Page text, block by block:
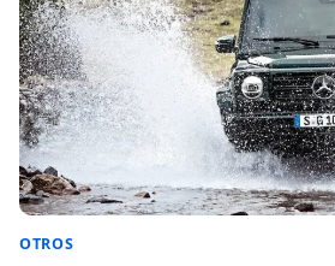
OTROS